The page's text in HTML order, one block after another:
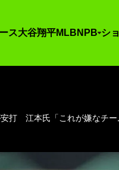
ス大谷翔平MLB NPB シ
打 江本氏「これが嫌なチー